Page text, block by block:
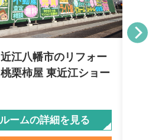
江八幡市のリフォー
栗柿屋 東近江ショー
ームの詳細を見る